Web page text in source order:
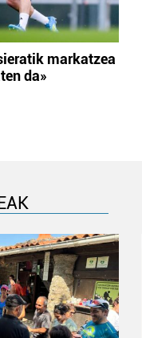
markatzea
da»